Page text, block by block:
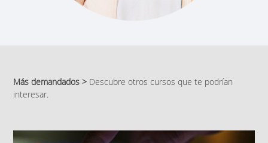
Más demandados > Descubre otros cursos que te podrían
interesar.